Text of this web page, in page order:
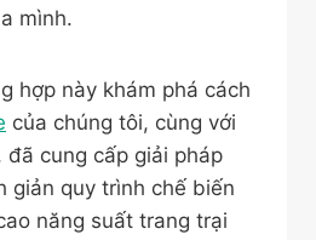
mình.
hợp này khám phá cách
của chúng tôi, cùng với
đã cung cấp giải pháp
giản quy trình chế biến
năng suất trang trại